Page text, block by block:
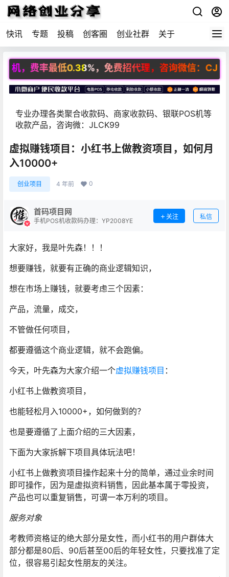
快讯 专题 投稿 创客圈 创业社群 关于
费率最低0.38%，免费招代理，咨询微信：
专业办理各类聚合收款码、商家收款码、银联POS机等
收款产品，咨询微：JLCK99
虚拟赚钱项目：小红书上做教资项目，如何月
入10000+
创业项目 4 年前 0
首码项目网
手机POS机收款码办理：YP2008YE
关注 私信
大家好，我是叶先森！！！
想要赚钱，就要有正确的商业逻辑知识，
想在市场上赚钱，就要考虑三个因素：
产品，流量，成交，
不管做任何项目，
都要遵循这个商业逻辑，就不会跑偏。
今天，叶先森为大家介绍一个虚拟赚钱项目 ：
小红书上做教资项目，
也能轻松月入10000+，如何做到的？
也是要遵循了上面介绍的三大因素，
下面为大家拆解下项目具体玩法吧！
小红书上做教资项目操作起来十分的简单，通过业余时间
即可操作，因为是虚拟资料销售，因此基本属于零投资，
产品也可以重复销售，可谓一本万利的项目。
服务对象
考教师资格证的绝大部分是女性，而小红书的用户群体大
部分都是80后、90后甚至00后的年轻女性，只要找准了定
位，很容易引起女性朋友的关注。